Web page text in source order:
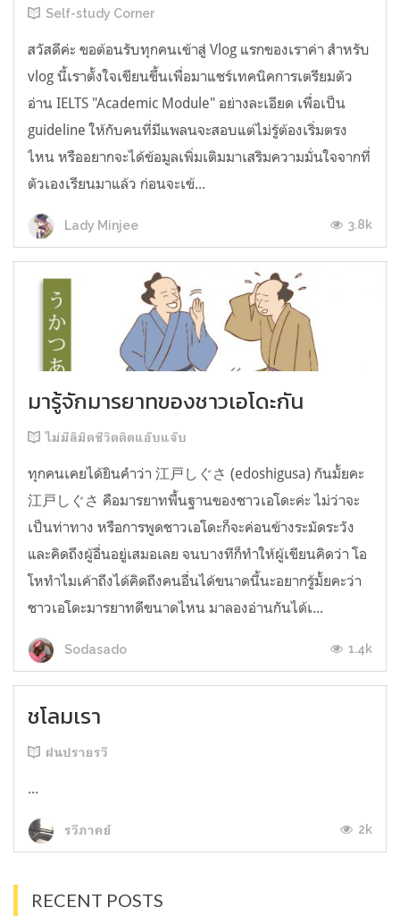
Self-study Corner
สวัสดีค่ะ ขอต้อนรับทุกคนเข้าสู่ Vlog แรกของเราค่า สำหรับ
vlog นี้เราตั้งใจเขียนขึ้นเพื่อมาแชร์เทคนิคการเตรียมตัว
อ่าน IELTS "Academic Module" อย่างละเอียด เพื่อเป็น
guideline ให้กับคนที่มีแพลนจะสอบแต่ไม่รู้ต้องเริ่มตรง
ไหน หรืออยากจะได้ข้อมูลเพิ่มเติมมาเสริมความมั่นใจจากที่
ตัวเองเรียนมาแล้ว ก่อนจะเข้...
Lady Minjee 3.8k
มารู้จักมารยาทของชาวเอโดะกัน
ไม่มีลิมิตชีวิตติดแอ๊บแจ๊บ
ทุกคนเคยได้ยินคำว่า 江戸しぐさ (edoshigusa) กันมั้ยคะ
江戸しぐさ คือมารยาทพื้นฐานของชาวเอโดะค่ะ ไม่ว่าจะ
เป็นท่าทาง หรือการพูดชาวเอโดะก็จะค่อนข้างระมัดระวัง
และคิดถึงผู้อื่นอยู่เสมอเลย จนบางทีก็ทำให้ผู้เขียนคิดว่า โอ
โหทำไมเค้าถึงได้คิดถึงคนอื่นได้ขนาดนี้นะอยากรู้มั้ยคะว่า
ชาวเอโดะมารยาทดีขนาดไหน มาลองอ่านกันได้เ...
Sodasado 1.4k
ชโลมเรา
ฝนปรายรวี
...
รวีภาคย์ 2k
RECENT POSTS